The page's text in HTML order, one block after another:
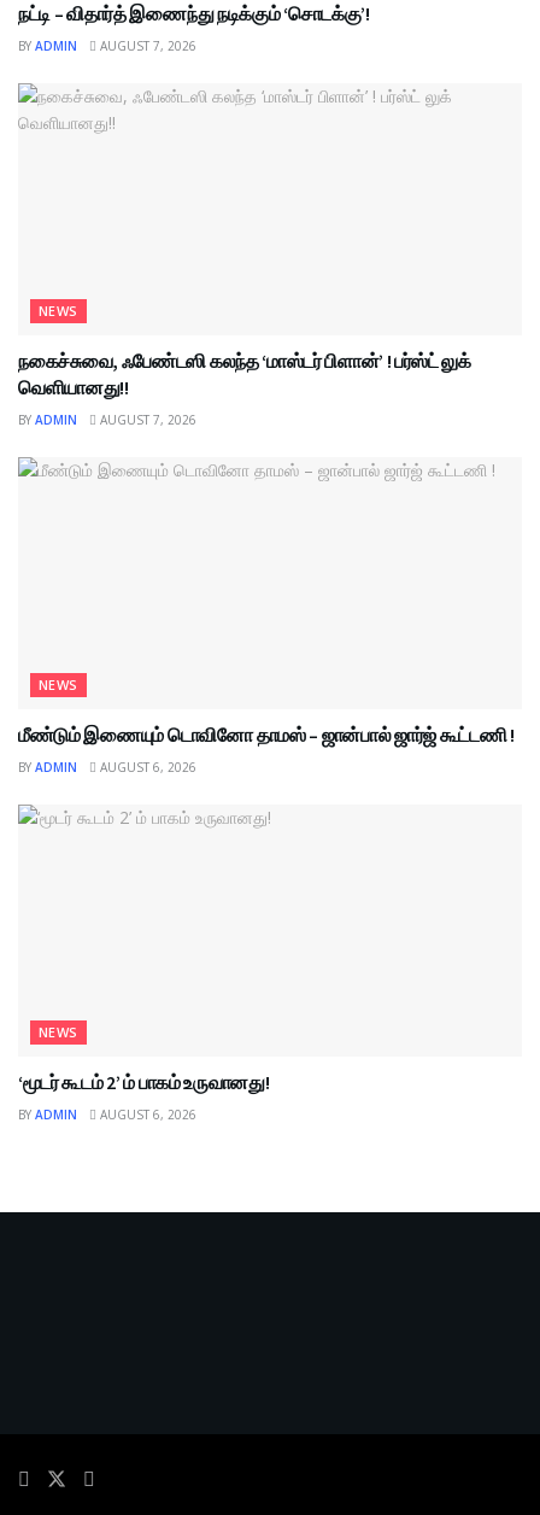
நட்டி – விதார்த் இணைந்து நடிக்கும் ‘சொடக்கு’!
BY ADMIN AUGUST 7, 2026
NEWS
நகைச்சுவை, ஃபேண்டஸி கலந்த ‘மாஸ்டர் பிளான்’ ! பர்ஸ்ட் லுக்
வெளியானது!!
BY ADMIN AUGUST 7, 2026
NEWS
மீண்டும் இணையும் டொவினோ தாமஸ் – ஜான்பால் ஜார்ஜ் கூட்டணி !
BY ADMIN AUGUST 6, 2026
NEWS
‘மூடர் கூடம் 2’ ம் பாகம் உருவானது!
BY ADMIN AUGUST 6, 2026